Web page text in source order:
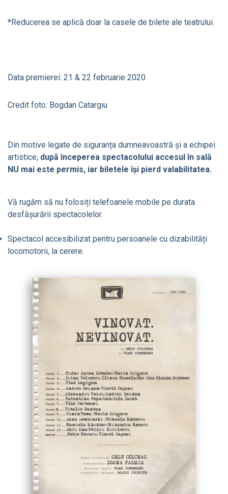
*Reducerea se aplică doar la casele de bilete ale teatrului.
Data premierei: 21 & 22 februarie 2020
Credit foto: Bogdan Catargiu
Din motive legate de siguranța dumneavoastră și a echipei
artistice, după începerea spectacolului accesul în sală
NU mai este permis, iar biletele își pierd valabilitatea.
Vă rugăm să nu folosiți telefoanele mobile pe durata
desfășurării spectacolelor.
Spectacol accesibilizat pentru persoanele cu dizabilități
locomotorii, la cerere.